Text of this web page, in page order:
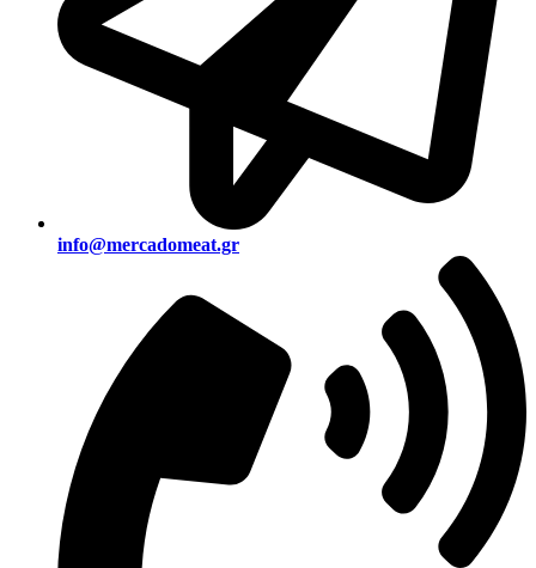
info@mercadomeat.gr